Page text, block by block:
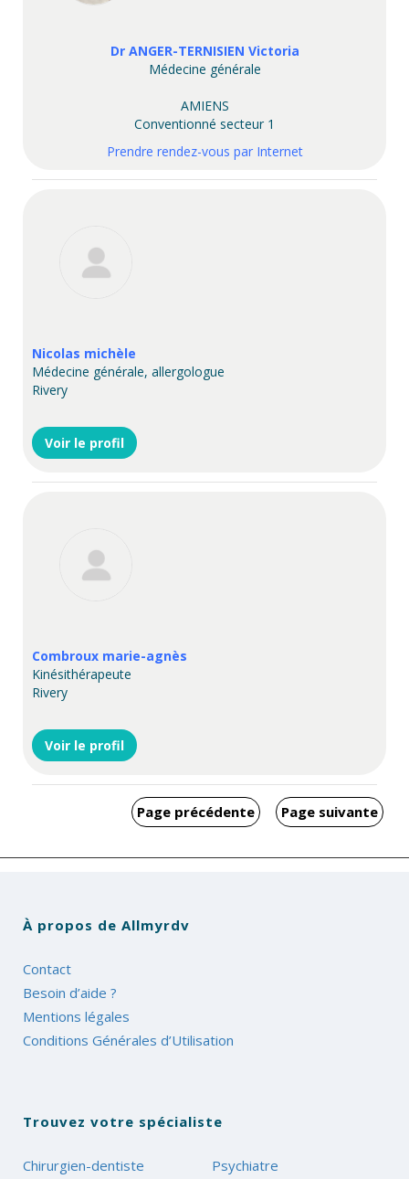
Dr ANGER-TERNISIEN Victoria
Médecine générale
AMIENS
Conventionné secteur 1
Prendre rendez-vous par Internet
Nicolas michèle
Médecine générale, allergologue
Rivery
Voir le profil
Combroux marie-agnès
Kinésithérapeute
Rivery
Voir le profil
Page précédente Page suivante
À propos de Allmyrdv
Contact
Besoin d’aide ?
Mentions légales
Conditions Générales d’Utilisation
Trouvez votre spécialiste
Chirurgien-dentiste
Psychiatre